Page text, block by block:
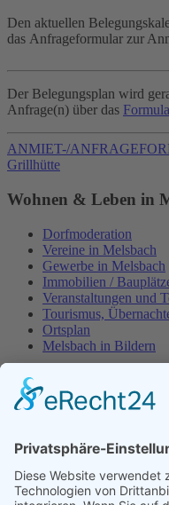
Den aktuellen
das Anfrageformular zur
Der Belegungsplan wird
Anfrage(n) über das
ANMIET-/
Grillhütte
Wohnen & Leben in
Dorfmoderation
Vereine in Melsbach
Gewerbe in Melsbach
Immobilien /
Veranstaltungen und
Tourismus,
Ortsplan
Melsbach in Bildern
Öffentliche
Bürgerhaus
Grillhütte
Grundschule
Kita